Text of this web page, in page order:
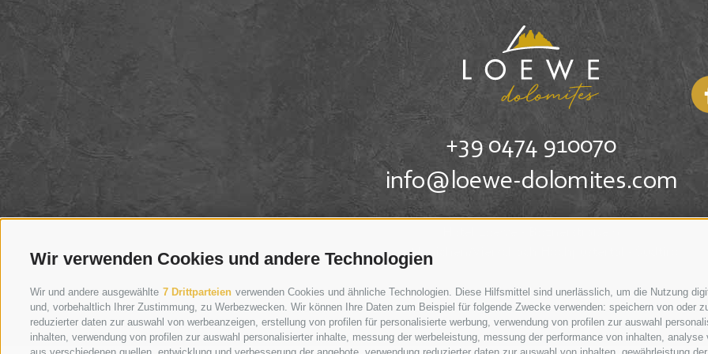
Wir verwenden Cookies und andere Technologien
Wir und andere ausgewählte 7 Drittparteien verwenden Cookies und ähnliche Technologien. Diese Hilfsmittel sind unerlässlich, um die Nutzung
und, vorbehaltlich Ihrer Zustimmung, zu Werbezwecken. Wir können Ihre Daten zum Beispiel für folgende Zwecke verwenden: speichern von oder
reduzierter daten zur auswahl von werbeanzeigen, erstellung von profilen für personalisierte werbung, verwendung von profilen zur auswahl
inhalten, verwendung von profilen zur auswahl personalisierter inhalte, messung der werbeleistung, messung der performance von inhalten,
+39 0474 910070
info@loewe-dolomites.com
39038 Innichen/Vierschach Hochpustertal - Südtirol